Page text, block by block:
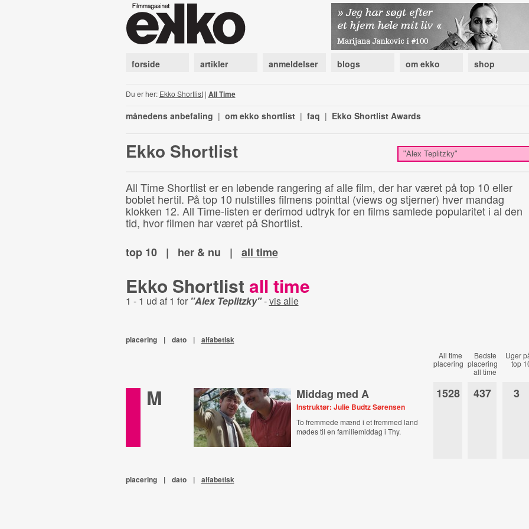
forside artikler anmeldelser blogs om ekko shop
Du er her: Ekko Shortlist| All Time
månedens anbefaling | om ekko shortlist | faq | Ekko Shortlist Awards
Ekko Shortlist
All Time Shortlist er en løbende rangering af alle film, der har været på top 10 eller
boblet hertil. På top 10 nulstilles filmens pointtal (views og stjerner) hver mandag
klokken 12. All Time-listen er derimod udtryk for en films samlede popularitet i al den
tid, hvor filmen har været på Shortlist.
top 10
| her & nu | all time
Ekko Shortlist all time
1 - 1 ud af 1 for "Alex Teplitzky"-vis alle
placering | dato | alfabetisk
All time
placering
Bedste
placering
all time
Uger
top
M Middag med A
Instruktør: Julie Budtz Sørensen
To fremmede mænd i et fremmed land
mødes til en familiemiddag i Thy.
1528 437 3
placering | dato | alfabetisk